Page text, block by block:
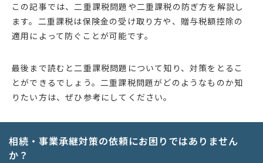
この記事では、二重課税問題や二重課税の防ぎ方を解説し
ます。二重課税は保険金の受け取り方や、贈与税額控除の
適用によって防ぐことが可能です。
最後まで読むと二重課税問題について知り、対策をとるこ
とができるでしょう。二重課税問題がどのようなものか知
りたい方は、ぜひ参考にしてください。
相続・事業承継対策の依頼にお困りではありません
か？